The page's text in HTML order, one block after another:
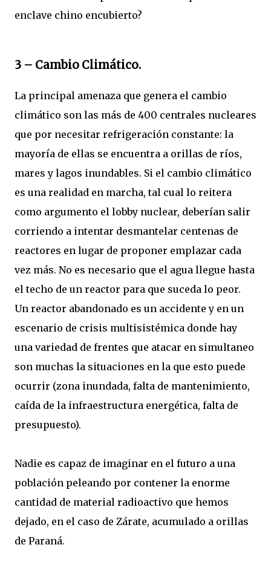
enclave chino encubierto?
3 – Cambio Climático.
La principal amenaza que genera el cambio
climático son las más de 400 centrales nucleares
que por necesitar refrigeración constante: la
mayoría de ellas se encuentra a orillas de ríos,
mares y lagos inundables. Si el cambio climático
es una realidad en marcha, tal cual lo reitera
como argumento el lobby nuclear, deberían salir
corriendo a intentar desmantelar centenas de
reactores en lugar de proponer emplazar cada
vez más. No es necesario que el agua llegue hasta
el techo de un reactor para que suceda lo peor.
Un reactor abandonado es un accidente y en un
escenario de crisis multisistémica donde hay
una variedad de frentes que atacar en simultaneo
son muchas la situaciones en la que esto puede
ocurrir (zona inundada, falta de mantenimiento,
caída de la infraestructura energética, falta de
presupuesto).
Nadie es capaz de imaginar en el futuro a una
población peleando por contener la enorme
cantidad de material radioactivo que hemos
dejado, en el caso de Zárate, acumulado a orillas
de Paraná.